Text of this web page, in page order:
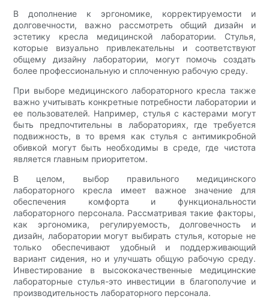
В дополнение к эргономике, корректируемости и
долговечности, важно рассмотреть общий дизайн и
эстетику кресла медицинской лаборатории. Стулья,
которые визуально привлекательны и соответствуют
общему дизайну лаборатории, могут помочь создать
более профессиональную и сплоченную рабочую среду.
При выборе медицинского лабораторного кресла также
важно учитывать конкретные потребности лаборатории и
ее пользователей. Например, стулья с кастерами могут
быть предпочтительны в лабораториях, где требуется
подвижность, в то время как стулья с антимикробной
обивкой могут быть необходимы в среде, где чистота
является главным приоритетом.
В целом, выбор правильного медицинского
лабораторного кресла имеет важное значение для
обеспечения комфорта и функциональности
лабораторного персонала. Рассматривая такие факторы,
как эргономика, регулируемость, долговечность и
дизайн, лаборатории могут выбирать стулья, которые не
только обеспечивают удобный и поддерживающий
вариант сидения, но и улучшать общую рабочую среду.
Инвестирование в высококачественные медицинские
лабораторные стулья-это инвестиции в благополучие и
производительность лабораторного персонала.